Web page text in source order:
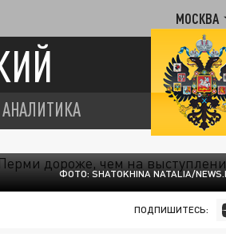
МОСКВА
АНАЛИТИКА
ФОТО: SHATOKHINA NATALIA/
ПОДПИШИТЕСЬ: